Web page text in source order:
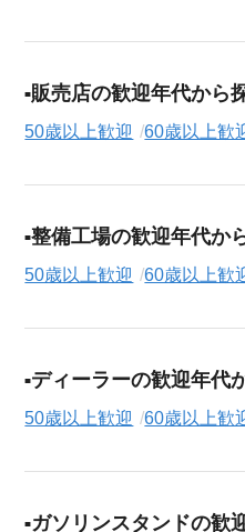
販売店の歓迎年代から
50歳以上歓迎 60歳以上歓
整備工場の歓迎年代か
50歳以上歓迎 60歳以上歓
ディーラーの歓迎年代
50歳以上歓迎 60歳以上歓
ガソリンスタンドの歓